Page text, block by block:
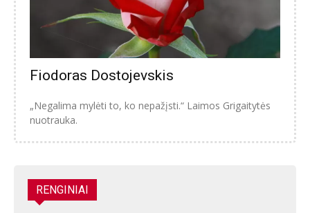
Fiodoras Dostojevskis
„Negalima mylėti to, ko nepažįsti.“ Laimos Grigaitytės
nuotrauka.
RENGINIAI